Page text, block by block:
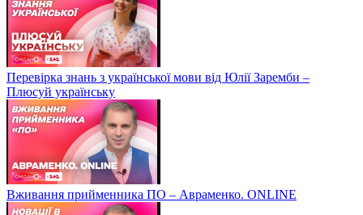
Перевірка знань з української мови від Юлії Заремби –
Плюсуй українську
Вживання прийменника ПО – Авраменко. ONLINE